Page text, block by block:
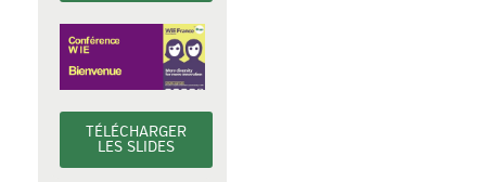
TÉLÉCHARGER
LES SLIDES